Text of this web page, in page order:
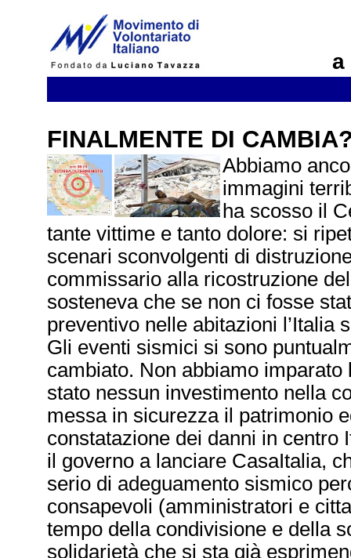
a
FINALMENTE DI
Abbiamo
immagini
ha scosso il
tante vittime e tanto dolore: si
scenari sconvolgenti di
commissario alla ricostruzione
sosteneva che se non ci fosse
preventivo nelle abitazioni l’Italia
Gli eventi sismici si sono
cambiato. Non abbiamo imparato
stato nessun investimento nella
messa in sicurezza il patrimonio
constatazione dei danni in centro
il governo a lanciare CasaItalia,
serio di adeguamento sismico
consapevoli (amministratori e
tempo della condivisione e della
solidarietà che si sta già